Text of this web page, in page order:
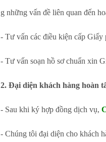
g những vấn đề liên quan đến
- Tư vấn các điều kiện cấp Giấy
- Tư vấn soạn hồ sơ chuẩn xin
2. Đại diện khách hàng hoàn
- Sau khi ký hợp đồng dịch vụ,
- Chúng tôi đại diện cho khách